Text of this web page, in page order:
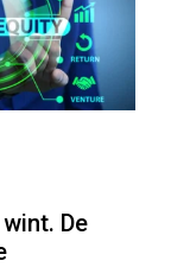
De